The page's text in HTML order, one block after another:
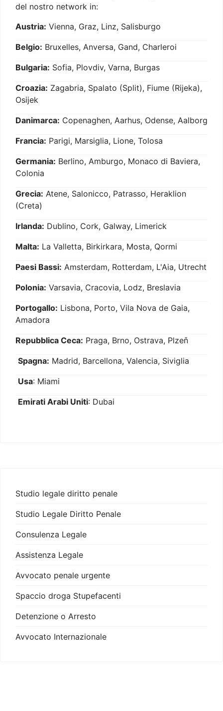
del nostro network in:
Austria: Vienna, Graz, Linz, Salisburgo
Belgio: Bruxelles, Anversa, Gand, Charleroi
Bulgaria: Sofia, Plovdiv, Varna, Burgas
Croazia: Zagabria, Spalato (Split), Fiume (Rijeka),
Osijek
Danimarca: Copenaghen, Aarhus, Odense, Aalborg
Francia: Parigi, Marsiglia, Lione, Tolosa
Germania: Berlino, Amburgo, Monaco di Baviera,
Colonia
Grecia: Atene, Salonicco, Patrasso, Heraklion
(Creta)
Irlanda: Dublino, Cork, Galway, Limerick
Malta: La Valletta, Birkirkara, Mosta, Qormi
Paesi Bassi: Amsterdam, Rotterdam, L'Aia, Utrecht
Polonia: Varsavia, Cracovia, Lodz, Breslavia
Portogallo: Lisbona, Porto, Vila Nova de Gaia,
Amadora
Repubblica Ceca: Praga, Brno, Ostrava, Plzeň
Spagna: Madrid, Barcellona, Valencia, Siviglia
Usa: Miami
Emirati Arabi Uniti: Dubai
Studio legale diritto penale
Studio Legale Diritto Penale
Consulenza Legale
Assistenza Legale
Avvocato penale urgente
Spaccio droga Stupefacenti
Detenzione o Arresto
Avvocato Internazionale